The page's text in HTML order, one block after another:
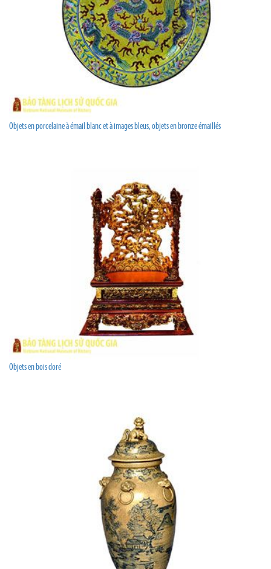
Objets en porcelaine à émail blanc et à images bleus, objets en bronze émaillés
Objets en bois doré